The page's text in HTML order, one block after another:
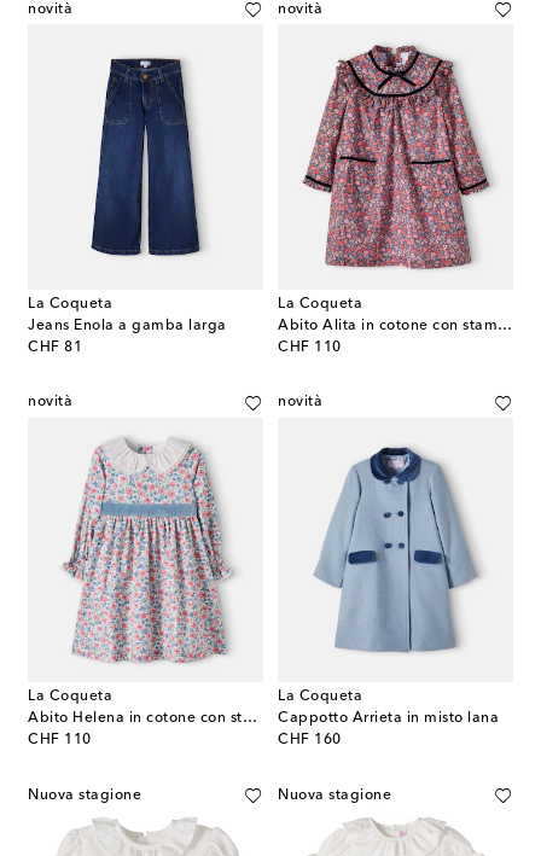
novità
La Coqueta
Jeans Enola a gamba larga
CHF 81
original price
novità
La Coqueta
Abito Alita in cotone con stampa floreale
CHF 110
original price
novità
La Coqueta
Abito Helena in cotone con stampa floreale
CHF 110
original price
novità
La Coqueta
Cappotto Arrieta in misto lana
CHF 160
original price
Nuova stagione Nuova stagione